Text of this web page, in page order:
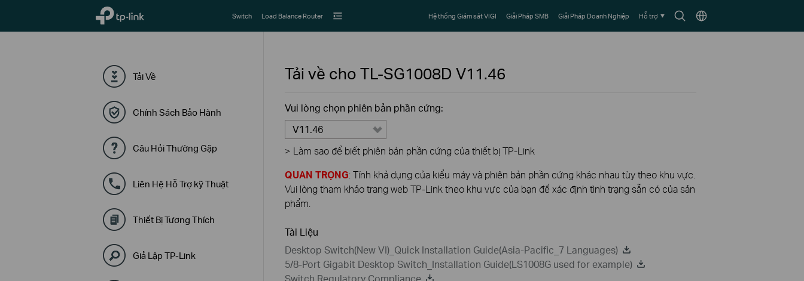
TP-Link, Reliably Smart
Biểu
Chọn
Switch Load Balance Router Hệ thống Giám sát VIGI Giải Pháp SMB Giải Pháp Doanh Nghiệp Hỗ trợ
Tải Về
Chính Sách Bảo Hành
Câu Hỏi Thường Gặp
Liên Hệ Hỗ Trợ kỹ Thuật
Thiết Bị Tương Thích
Giả Lập TP-Link
Tải về cho TL-SG1008D V11.46
Vui lòng chọn phiên bản phần cứng:
V11.46
> Làm sao để biết phiên bản phần cứng của thiết bị TP-Link
QUAN TRỌNG: Tính khả dụng của kiểu máy và phiên bản phần cứng khác nhau tùy theo khu vực.
Vui lòng tham khảo trang web TP-Link theo khu vực của bạn để xác định tình trạng sẵn có của sản
phẩm.
Tài Liệu
Desktop Switch(New VI)_Quick Installation Guide(Asia-Pacific_7 Languages)
5/8-Port Gigabit Desktop Switch_Installation Guide(LS1008G used for example)
Switch Regulatory Compliance